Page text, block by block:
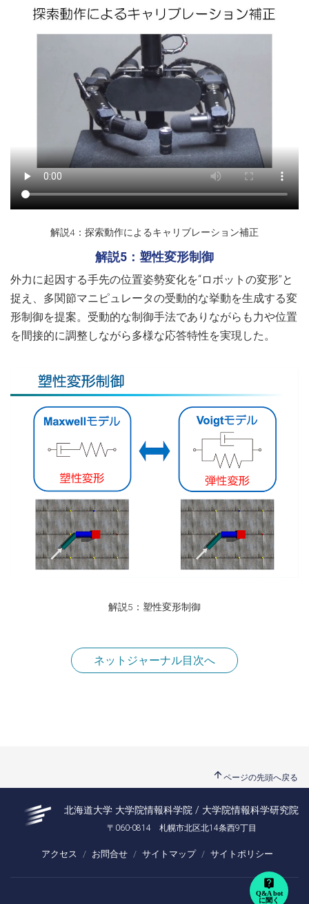
解説4：探索動作によるキャリブレーション補正
解説5：塑性変形制御
外力に起因する手先の位置姿勢変化を“ロボットの変形”と
捉え、多関節マニピュレータの受動的な挙動を生成する変
形制御を提案。受動的な制御手法でありながらも力や位置
を間接的に調整しながら多様な応答特性を実現した。
解説5：塑性変形制御
ネットジャーナル目次へ
arrow_upward ページの先頭へ戻る
live_help
Q&A bot
に聞く
北海道大学 大学院情報科学院 / 大学院情報科学研究院
〒060-0814 札幌市北区北14条西9丁目
アクセス お問合せ サイトマップ サイトポリシー